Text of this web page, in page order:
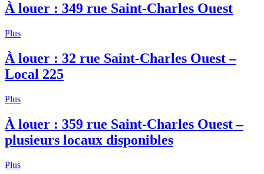
À louer : 349 rue Saint-Charles Ouest
Plus
À louer : 32 rue Saint-Charles Ouest –
Local 225
Plus
À louer : 359 rue Saint-Charles Ouest –
plusieurs locaux disponibles
Plus